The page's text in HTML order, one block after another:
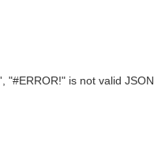
"#ERROR!" is not valid JSON